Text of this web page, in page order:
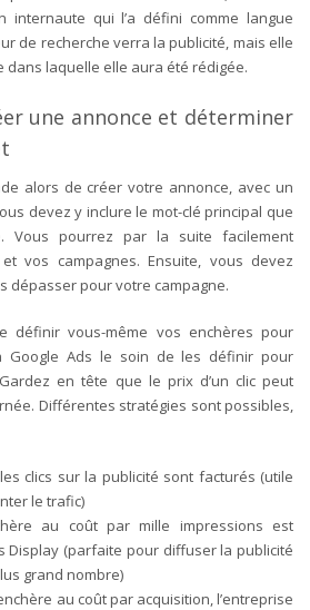
internaute qui l’a défini comme langue
de recherche verra la publicité, mais elle
dans laquelle elle aura été rédigée.
une annonce et déterminer
alors de créer votre annonce, avec un
devez y inclure le mot-clé principal que
Vous pourrez par la suite facilement
vos campagnes. Ensuite, vous devez
dépasser pour votre campagne.
définir vous-même vos enchères pour
Google Ads le soin de les définir pour
en tête que le prix d’un clic peut
Différentes stratégies sont possibles,
clics sur la publicité sont facturés (utile
le trafic)
au coût par mille impressions est
Display (parfaite pour diffuser la publicité
grand nombre)
au coût par acquisition, l’entreprise